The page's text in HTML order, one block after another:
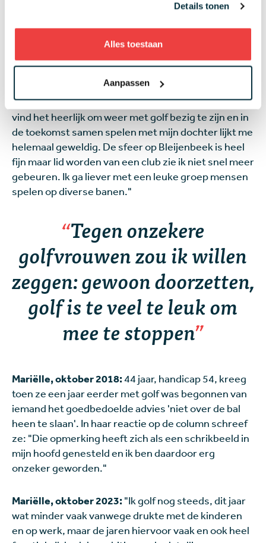
Details tonen
Alles toestaan
Aanpassen
baan niet al te ver van mijn huis, via school golfles.
Dat was voor mij de perfecte aanleiding om ook
weer te gaan golfen want ik vond het spelletje
hartstikke leuk. Bleijenbeek biedt Women’s Golf aan,
tien weken groepsles met andere vrouwen. Ik zit in
een groepje van vijf met allemaal beginners, mijn
niveau is eigenlijk te goed, maar dat maakt niet uit. Ik
vind het heerlijk om weer met golf bezig te zijn en in
de toekomst samen spelen met mijn dochter lijkt me
helemaal geweldig. De sfeer op Bleijenbeek is heel
fijn maar lid worden van een club zie ik niet snel meer
gebeuren. Ik ga liever met een leuke groep mensen
spelen op diverse banen."
Tegen onzekere
golfvrouwen zou ik willen
zeggen: gewoon doorzetten,
golf is te veel te leuk om
mee te stoppen
Mariëlle, oktober 2018:44 jaar, handicap 54, kreeg
toen ze een jaar eerder met golf was begonnen van
iemand het goedbedoelde advies 'niet over de bal
heen te slaan'. In haar reactie op de column schreef
ze: "Die opmerking heeft zich als een schrikbeeld in
mijn hoofd genesteld en ik ben daardoor erg
onzeker geworden."
Mariëlle, oktober 2023: "Ik golf nog steeds, dit jaar
wat minder vaak vanwege drukte met de kinderen
en op werk, maar de jaren hiervoor vaak en ook heel